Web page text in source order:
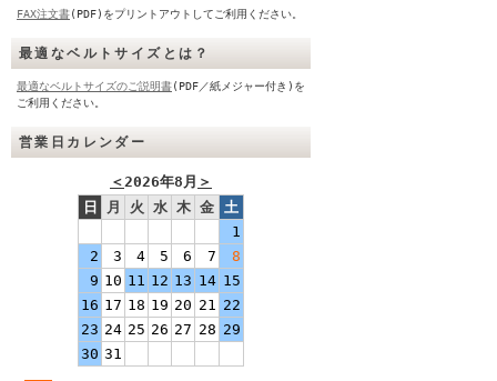
FAX注文書(PDF)をプリントアウトしてご利用ください。
最適なベルトサイズとは？
最適なベルトサイズのご説明書(PDF／紙メジャー付き)を
ご利用ください。
営業日カレンダー
＜2026年8月 ＞
日
月 火 水 木 金 土
1
2
3 4 5 6 7
8
9 10 11 12 13 14 15
16 17 18 19 20 21 22
23 24 25 26 27 28 29
30 31